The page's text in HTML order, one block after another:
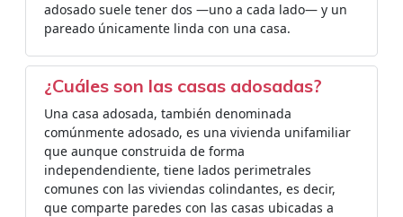
adosado suele tener dos —uno a cada lado— y un
pareado únicamente linda con una casa.
¿Cuáles son las casas adosadas?
Una casa adosada, también denominada
comúnmente adosado, es una vivienda unifamiliar
que aunque construida de forma
independendiente, tiene lados perimetrales
comunes con las viviendas colindantes, es decir,
que comparte paredes con las casas ubicadas a